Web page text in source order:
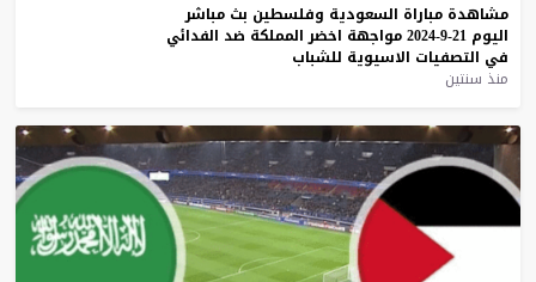
مشاهدة مباراة السعودية وفلسطين بث مباشر
اليوم 21-9-2024 مواجهة اخضر المملكة ضد الفدائي
في التصفيات الاسيوية للشباب
منذ سنتين